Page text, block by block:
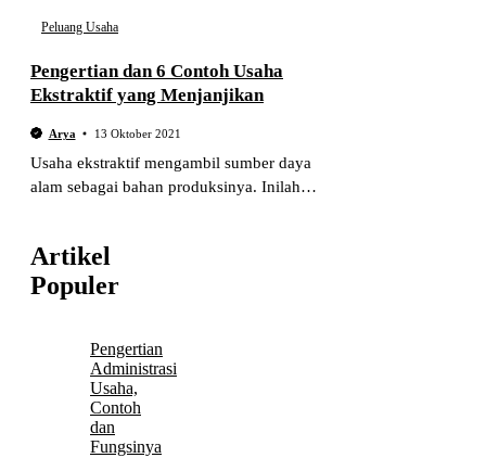
Peluang Usaha
Pengertian dan 6 Contoh Usaha
Ekstraktif yang Menjanjikan
Arya 13 Oktober 2021
Usaha ekstraktif mengambil sumber daya
alam sebagai bahan produksinya. Inilah
Artikel
Populer
Pengertian
Administrasi
Usaha,
Contoh
dan
Fungsinya